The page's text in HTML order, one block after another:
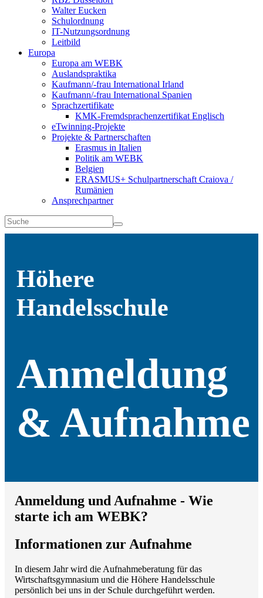
Walter Eucken
Schulordnung
IT-Nutzungsordnung
Leitbild
Europa
Europa am WEBK
Auslandspraktika
Kaufmann/-frau International Irland
Kaufmann/-frau International Spanien
Sprachzertifikate
KMK-Fremdsprachenzertifikat Englisch
eTwinning-Projekte
Projekte & Partnerschaften
Erasmus in Italien
Politik am WEBK
Belgien
ERASMUS+ Schulpartnerschaft Craiova /
Rumänien
Ansprechpartner
Höhere
Handelsschule
Anmeldung
& Aufnahme
Anmeldung und Aufnahme - Wie
starte ich am WEBK?
Informationen zur Aufnahme
In diesem Jahr wird die Aufnahmeberatung für das
Wirtschaftsgymnasium und die Höhere Handelsschule
persönlich bei uns in der Schule durchgeführt werden.